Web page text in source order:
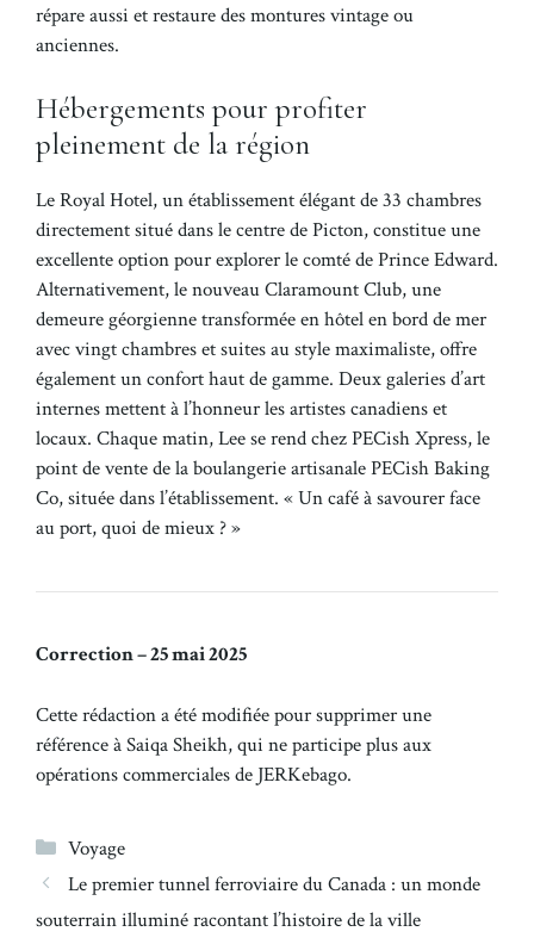
répare aussi et restaure des montures vintage ou
anciennes.
Hébergements pour profiter
pleinement de la région
Le Royal Hotel, un établissement élégant de 33 chambres
directement situé dans le centre de Picton, constitue une
excellente option pour explorer le comté de Prince Edward.
Alternativement, le nouveau Claramount Club, une
demeure géorgienne transformée en hôtel en bord de mer
avec vingt chambres et suites au style maximaliste, offre
également un confort haut de gamme. Deux galeries d’art
internes mettent à l’honneur les artistes canadiens et
locaux. Chaque matin, Lee se rend chez PECish Xpress, le
point de vente de la boulangerie artisanale PECish Baking
Co, située dans l’établissement. « Un café à savourer face
au port, quoi de mieux ? »
Correction – 25 mai 2025
Cette rédaction a été modifiée pour supprimer une
référence à Saiqa Sheikh, qui ne participe plus aux
opérations commerciales de JERKebago.
Catégories
Voyage
Le premier tunnel ferroviaire du Canada : un monde
souterrain illuminé racontant l’histoire de la ville